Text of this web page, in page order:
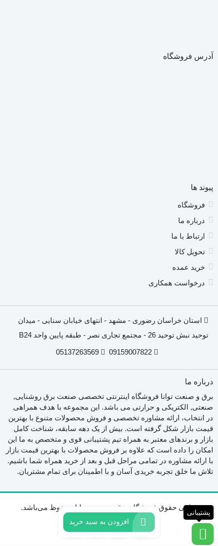
آدرس فروشگاه
پیوند ها
فروشگاه
درباره ما
ارتباط با ما
تحویل کالا
خرید عمده
درخواست همکاری
استان خراسان رضوری - مشهد - انتهای خیابان سنایی - میدان
توحید نبش توحید 26 - مجتمع تجاری نصر - طبقه پایین واحد B24
09159007822
05137263569
درباره ما
برق و صنعت توانا فروشگاه اینترنتی تخصصی صنعت برق روشنایی,
صنعتی, الکتریکی و حرارتی می باشد. این مجموعه با هدف همراهی
در انتخاب، ارائه مشاوره تخصصی و فروش محصولات متنوع با بهترین
قیمت بازار شکل گرفته است. بیش از یک دهه سابقه، شناخت کامل
بازار و برندهای معتبر به همراه تیم پشتیبانی قوی و متخصص به ما این
امکان را داده است که علاوه بر فروش محصولات با بهترین قیمت بازار
با ارائه مشاوره در تمامی مراحل قبل و بعد از خرید همراه شما باشیم.
تلاش ما خلق تجربه خریدی آسان و با اطمینان برای تمام مشتریان.
تمامی حقوق فروشگاه برق و صنعت توانا محفوظ می‌باشد.
افزودن به سبد خرید
پشتیبانی